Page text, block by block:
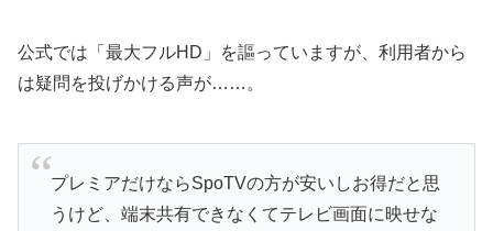
公式では「最大フルHD」を謳っていますが、利用者から
は疑問を投げかける声が……。
プレミアだけならSpoTVの方が安いしお得だと思
うけど、端末共有できなくてテレビ画面に映せな